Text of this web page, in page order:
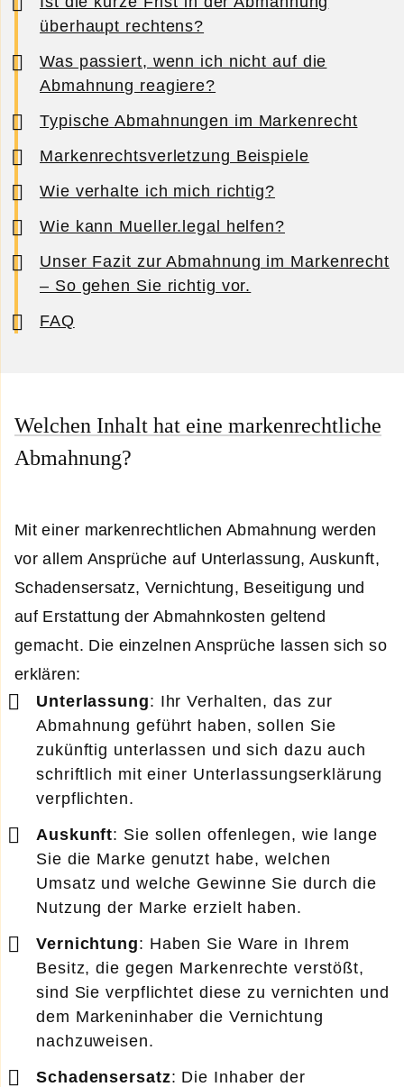
überhaupt rechtens?
Was passiert, wenn ich nicht auf die
Abmahnung reagiere?
Typische Abmahnungen im Markenrecht
Markenrechtsverletzung Beispiele
Wie verhalte ich mich richtig?
Wie kann Mueller.legal helfen?
Unser Fazit zur Abmahnung im Markenrecht
– So gehen Sie richtig vor.
FAQ
Welchen Inhalt hat eine markenrechtliche
Abmahnung?
Mit einer markenrechtlichen Abmahnung werden
vor allem Ansprüche auf Unterlassung, Auskunft,
Schadensersatz, Vernichtung, Beseitigung und
auf Erstattung der Abmahnkosten geltend
gemacht. Die einzelnen Ansprüche lassen sich so
erklären:
Unterlassung: Ihr Verhalten, das zur
Abmahnung geführt haben, sollen Sie
zukünftig unterlassen und sich dazu auch
schriftlich mit einer Unterlassungserklärung
verpflichten.
Auskunft: Sie sollen offenlegen, wie lange
Sie die Marke genutzt habe, welchen
Umsatz und welche Gewinne Sie durch die
Nutzung der Marke erzielt haben.
Vernichtung: Haben Sie Ware in Ihrem
Besitz, die gegen Markenrechte verstößt,
sind Sie verpflichtet diese zu vernichten und
dem Markeninhaber die Vernichtung
nachzuweisen.
Schadensersatz: Die Inhaber der